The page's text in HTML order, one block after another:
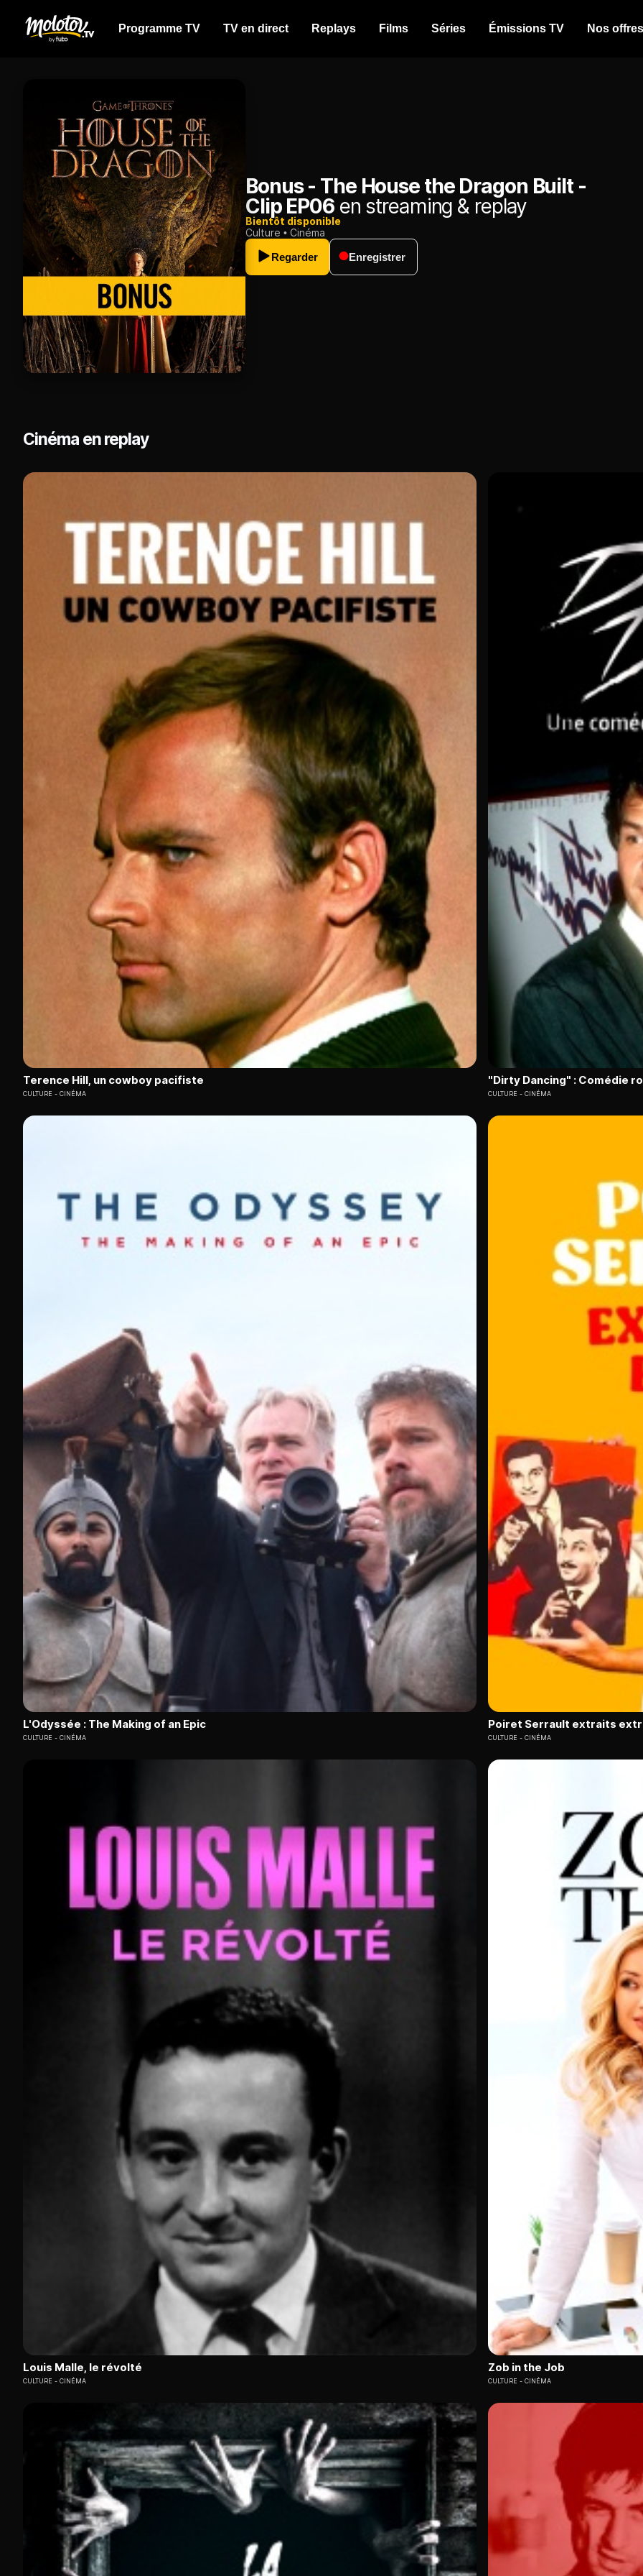
Programme TV TV en direct Replays Films Séries Émissions TV Nos offres
Bonus - The House the Dragon Built -
Clip EP06en streaming & replay
Bientôt disponible
Culture
Cinéma
Regarder
Enregistrer
Cinéma en replay
Terence Hill, un cowboy pacifiste
CULTURE CINÉMA
"Dirty Dancing" : Comédie
CULTURE CINÉMA
L'Odyssée : The Making of an Epic
CULTURE CINÉMA
Poiret Serrault extraits
CULTURE CINÉMA
Louis Malle, le révolté
CULTURE CINÉMA
Zob in the Job
CULTURE CINÉMA